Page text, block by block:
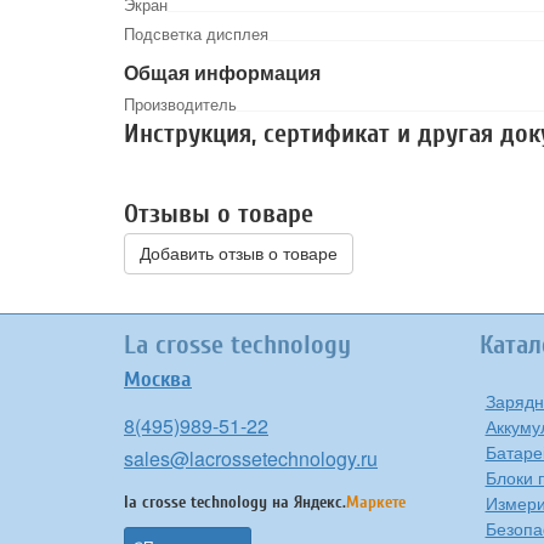
Подсветка дисплея
Общая информация
Производитель
Инструкция, сертификат и другая
Отзывы о товаре
Добавить отзыв о товаре
La crosse technology
Москва
8(495)989-51-22
sales@lacrossetechnology.ru
la crosse technology на Яндекс.Маркете
Блоки